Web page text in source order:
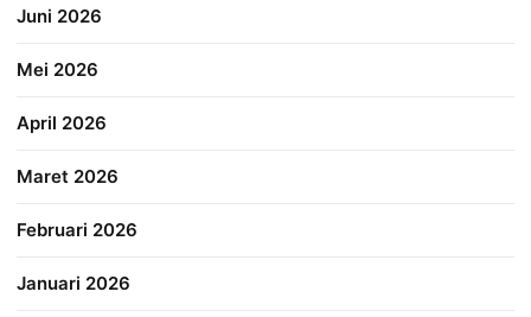
Juni 2026
Mei 2026
April 2026
Maret 2026
Februari 2026
Januari 2026